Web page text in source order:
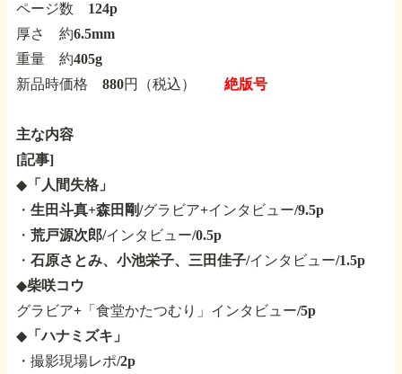
ページ数 124p
厚さ 約6.5mm
重量 約405g
新品時価格 880円（税込） 絶版号
主な内容
[記事]
◆ 「人間失格」
・ 生田斗真+森田剛/グラビア+インタビュー/9.5p
・ 荒戸源次郎/インタビュー/0.5p
・ 石原さとみ、小池栄子、三田佳子/インタビュー/1.5p
◆柴咲コウ
グラビア+「食堂かたつむり」インタビュー/5p
◆ 「ハナミズキ」
・撮影現場レポ/2p